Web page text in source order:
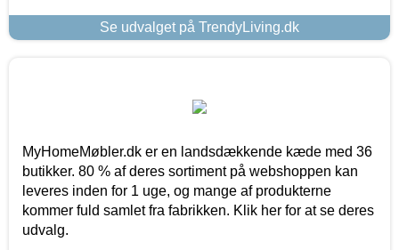
Se udvalget på TrendyLiving.dk
MyHomeMøbler.dk er en landsdækkende kæde med 36
butikker. 80 % af deres sortiment på webshoppen kan
leveres inden for 1 uge, og mange af produkterne
kommer fuld samlet fra fabrikken. Klik her for at se deres
udvalg.